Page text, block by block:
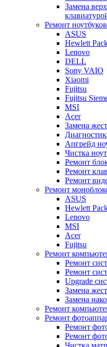
Замена
Ремонт ноутбуков
ASUS
Hewlett
Lenovo
DELL
Sony VAIO
Xiaomi
Fujitsu
Fujitsu
MSI
Acer
Замена
Апгрейд
Чистка
Ремонт
Ремонт
Ремонт
Ремонт
ASUS
Hewlett
Lenovo
MSI
Acer
Fujitsu
Ремонт
Ремонт
Ремонт
Upgrade
Замена
Замена
Ремонт
Ремонт
Ремонт
Ремонт
Чистка